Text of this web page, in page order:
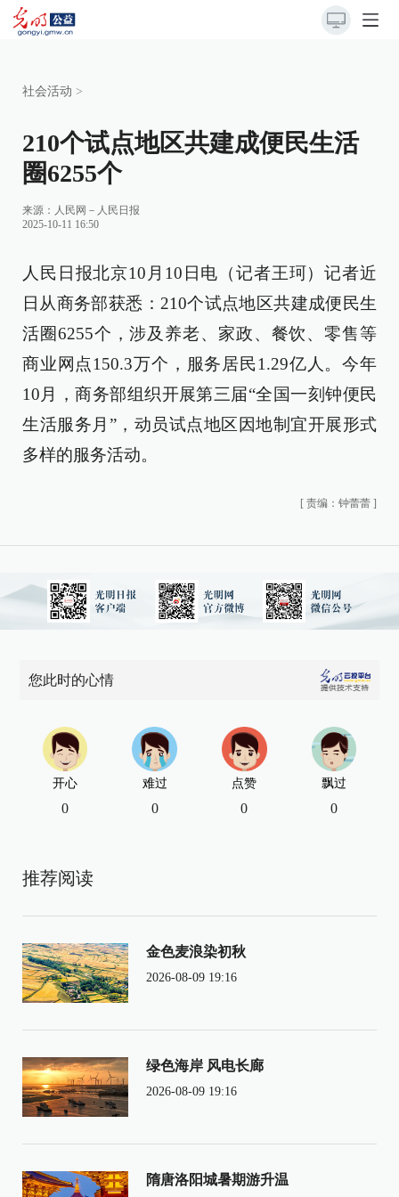
社会活动 >
210个试点地区共建成便民生活
圈6255个
来源： 人民网－人民日报
2025-10-11 16:50
人民日报北京10月10日电（记者王珂）记者近
日从商务部获悉：210个试点地区共建成便民生
活圈6255个，涉及养老、家政、餐饮、零售等
商业网点150.3万个，服务居民1.29亿人。今年
10月，商务部组织开展第三届“全国一刻钟便民
生活服务月”，动员试点地区因地制宜开展形式
多样的服务活动。
[ 责编：钟蕾蕾 ]
您此时的心情
开心
0
难过
0
点赞
0
飘过
0
推荐阅读
金色麦浪染初秋
2026-08-09 19:16
绿色海岸 风电长廊
2026-08-09 19:16
隋唐洛阳城暑期游升温